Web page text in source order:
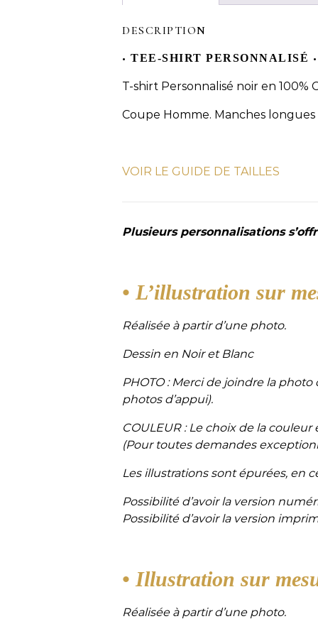
DESCRIPTION
• TEE-SHIRT PERSONNALISÉ •
T-shirt Personnalisé noir en
Coupe Homme. Manches longues
VOIR LE GUIDE DE TAILLES
Plusieurs personnalisations
• L’illustration sur
Réalisée à partir d’une photo.
Dessin en Noir et Blanc
PHOTO :Merci de joindre la photo
photos d’appui).
COULEUR : Le choix de la couleur
(Pour toutes demandes
Les illustrations sont épurées, en
Possibilité d’avoir la version
Possibilité d’avoir la version
• Illustration sur
Réalisée à partir d’une photo.